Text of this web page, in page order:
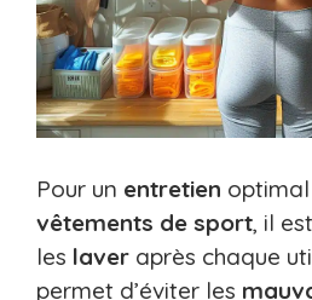
Pour un entretien
vêtements de sport, il
les laver après chaque
permet d’éviter les